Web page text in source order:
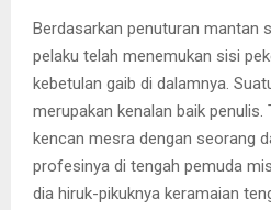
Berdasarkan penuturan mantan
pelaku telah menemukan sisi
kebetulan gaib di dalamnya.
merupakan kenalan baik penulis.
kencan mesra dengan seorang
profesinya di tengah pemuda
dia hiruk-pikuknya keramaian